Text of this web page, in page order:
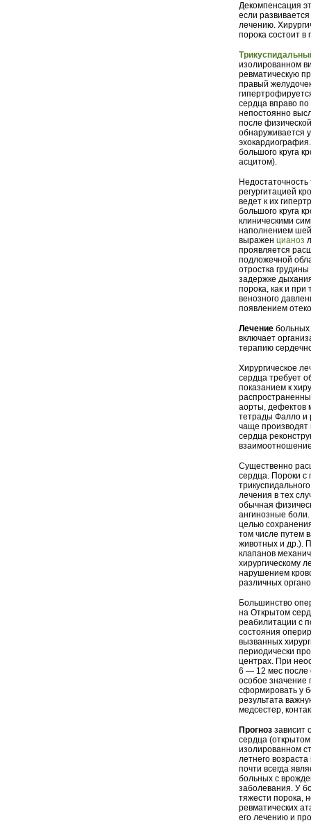
Декомпенсация
если развивается
лечению.
порока состоит
изолированном
ревматическую
правый
сердца вправо
непостоянно
после
обнаруживается
большого круга
асцитом).
Недостаточность
регургитацией
ведет к их
большого круга
клиническими
наполнением
выражен цианоз
проявляется
подложечной
отростка
задержке
порока, как и
венозного
появлением
Лечение больных
включает
терапию
Хирургическое
сердца требует
показанием к
аорты, дефектов
тетрады Фалло и
чаще производят
сердца
Существенно
сердца. Пороки с
лечения в тех
обычная
ангинозные
целью
том числе путем
животных и др.).
клапанов
хирургическому
нарушением
различных
Большинство
на Открытом
реабилитации с
состояния
вызванных
периодически
центрах. При
6 — 12 мес после
особое значение
сформировать у
результата
медсестер,
Прогноз зависит
сердца
изолированном
летнего
почти всегда
больных с
заболевания. У
тяжести порока,
ревматических
его лечению и